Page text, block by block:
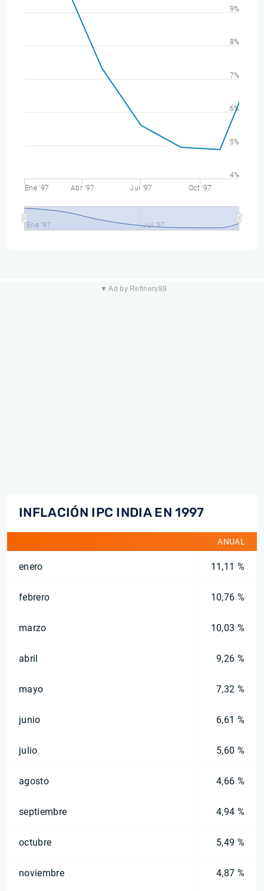
Ene '97 Abr '97 Jul '97 Oct '97
Ene '97 Jul '97
4%
5%
6%
7%
8%
9%
▼ Ad by Refinery89
INFLACIÓN IPC INDIA EN 1997
ANUAL
enero 11,11 %
febrero 10,76 %
marzo 10,03 %
abril 9,26 %
mayo 7,32 %
junio 6,61 %
julio 5,60 %
agosto 4,66 %
septiembre 4,94 %
octubre 5,49 %
noviembre 4,87 %